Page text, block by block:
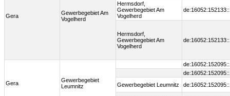
Gera
Gewerbegebiet Am
Vogelherd
Hermsdorf,
Gewerbegebiet Am
Vogelherd
Hermsdorf,
Gewerbegebiet Am
Vogelherd
Gera
Gewerbegebiet
Leumnitz
Gewerbegebiet Leumnitz